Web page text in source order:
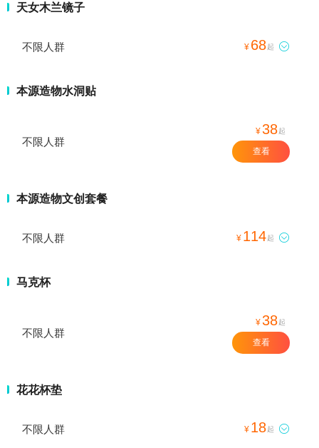
天女木兰镜子
不限人群 ¥ 68起 
本源造物水洞贴
不限人群
¥38起
查看
本源造物文创套餐
不限人群 ¥ 114起 
马克杯
不限人群
¥38起
查看
花花杯垫
不限人群 ¥ 18起 